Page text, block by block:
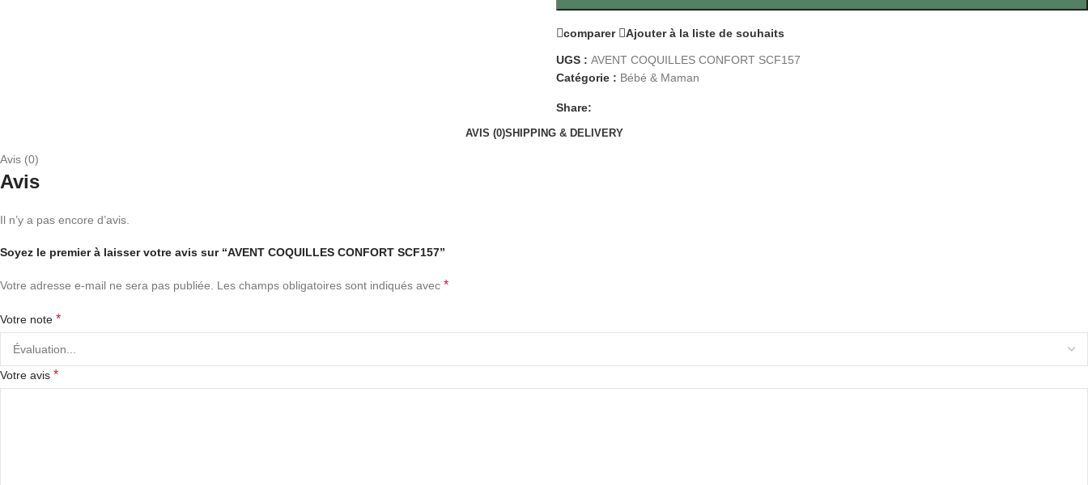
comparer Ajouter à la liste de souhaits
UGS : AVENT COQUILLES CONFORT SCF157
Catégorie : Bébé & Maman
Share:
AVIS (0)SHIPPING & DELIVERY
Avis (0)
Avis
Il n’y a pas encore d’avis.
Soyez le premier à laisser votre avis sur “AVENT COQUILLES CONFORT SCF157”
Votre adresse e-mail ne sera pas publiée. Les champs obligatoires sont indiqués avec *
Votre note *
Votre avis *